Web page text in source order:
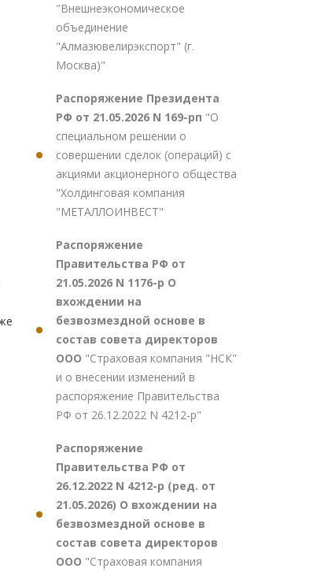
"Внешнеэкономическое
объединение
"Алмазювелирэкспорт" (г.
Москва)"
Распоряжение Президента
РФ от 21.05.2026 N 169-рп "О
специальном решении о
совершении сделок (операций) с
акциями акционерного общества
"Холдинговая компания
"МЕТАЛЛОИНВЕСТ"
Распоряжение
Правительства РФ от
21.05.2026 N 1176-р О
вхождении на
безвозмездной основе в
состав совета директоров
ООО "Страховая компания "НСК"
и о внесении изменений в
распоряжение Правительства
РФ от 26.12.2022 N 4212-р"
Распоряжение
Правительства РФ от
26.12.2022 N 4212-р (ред. от
21.05.2026) О вхождении на
безвозмездной основе в
состав совета директоров
ООО "Страховая компания